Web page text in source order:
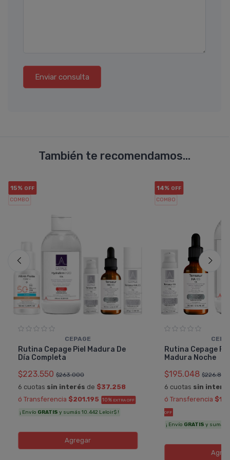
Enviar consulta
También te recomendamos...
15% OFF
COMBO
CEPAGE
Rutina Cepage Piel Madura De
Día Completa
$223.550 $263.000
6 cuotas sin interés de $37.258
ó Transferencia $201.195 10% EXTRA OFF
¡ Envío GRATIS y sumás 10.442 Leloir$ !
Agregar
14% OFF
COMBO
Rutina Cepage
Madura Noche
$195.048 $226.800
6 cuotas sin
ó Transferencia
OFF
¡ Envío GRATIS y sumás